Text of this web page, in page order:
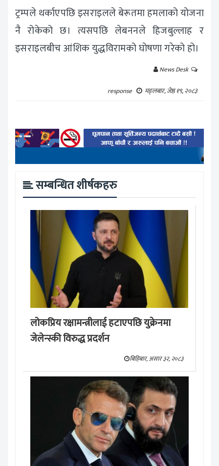
ट्रम्पले थर्काएपछि इसराइलले बेरूतमा हमलाको योजना
नै रोकेको छ। त्यसपछि लेबननले हिजबुल्लाह र
इसराइलबीच आंशिक युद्धविरामको घोषणा गरेको हो।
News Desk
response
मङ्लबार, जेष्ठ १९, २०८३
सम्बन्धित शीर्षकहरु
लोकप्रिय रक्षामन्त्रीलाई हटाएपछि युक्रेनमा
जेलेन्स्की विरुद्ध प्रदर्शन
बिहिबार, असार ३२, २०८३